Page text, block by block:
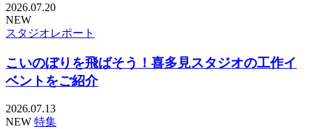
2026.07.20
NEW
スタジオレポート
こいのぼりを飛ばそう！喜多見スタジオの工作イ
ベントをご紹介
2026.07.13
NEW 特集